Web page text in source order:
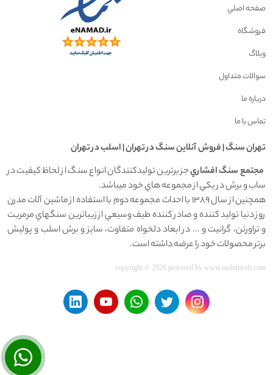
صفحه اصلي
فروشگاه
وبلاگ
سوالات متداول
درباره ما
تماس با ما
تهران سنگ | فروش آنلاين سنگ در تهران | اسلب در تهران
مجتمع سنگ افشاريجز برترين توليدکنندگان انواع سنگ از لحاظ کيفيت در
ساب و برش در يکي از مجموعه هاي خود ميباشد.
همچنين از سال 1389 با احداث مجموعه دوم با استفاده از ماشين آلات مدرن
روز دنيا توليد کننده و صادر کننده طيف وسيعي از زيباترين سنگهاي مرمريت
و تراورتن، گرانيت و ... در ابعاد دلخواه متفاوت، سايز و برش اسلب و پوليش
برتر محصولات خود را عرضه داشته است.
copyright © 2026 powered by www.rashinweb.com